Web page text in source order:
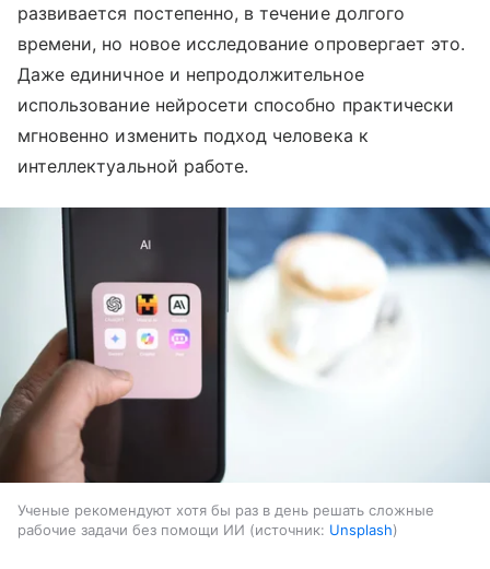
развивается постепенно, в течение долгого
времени, но новое исследование опровергает это.
Даже единичное и непродолжительное
использование нейросети способно практически
мгновенно изменить подход человека к
интеллектуальной работе.
Ученые рекомендуют хотя бы раз в день решать сложные
рабочие задачи без помощи ИИ
источник: Unsplash